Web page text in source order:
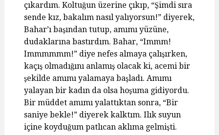
çıkardım. Koltuğun üzerine çıkıp, “Şimdi sıra
sende kız, bakalım nasıl yalıyorsun!” diyerek,
Bahar’ı başından tutup, amımı yüzüne,
dudaklarına bastırdım. Bahar, “Immm!
Immmmmm!” diye nefes almaya çalışırken,
kaçış olmadığını anlamış olacak ki, acemi bir
şekilde amımı yalamaya başladı. Amımı
yalayan bir kadın da olsa hoşuma gidiyordu.
Bir müddet amımı yalattıktan sonra, “Bir
saniye bekle!” diyerek kalktım. Ilık suyun
içine koyduğum patlıcan aklıma gelmişti.